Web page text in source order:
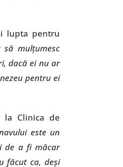
lupta pentru
să mulţumesc
dacă ei nu ar
pentru ei
la Clinica de
este un
de a fi măcar
făcut ca, deşi